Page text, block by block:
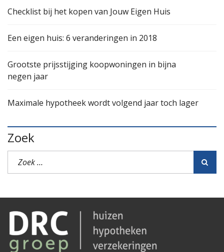
Checklist bij het kopen van Jouw Eigen Huis
Een eigen huis: 6 veranderingen in 2018
Grootste prijsstijging koopwoningen in bijna
negen jaar
Maximale hypotheek wordt volgend jaar toch lager
Zoek